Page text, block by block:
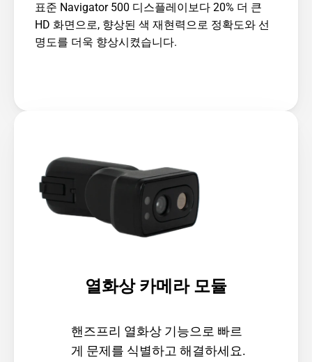
표준 Navigator 500 디스플레이보다 20% 더 큰
HD 화면으로, 향상된 색 재현력으로 정확도와 선
명도를 더욱 향상시켰습니다.
열화상 카메라 모듈
핸즈프리 열화상 기능으로 빠르
게 문제를 식별하고 해결하세요.